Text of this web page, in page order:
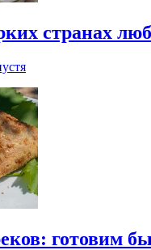
странах
готовим